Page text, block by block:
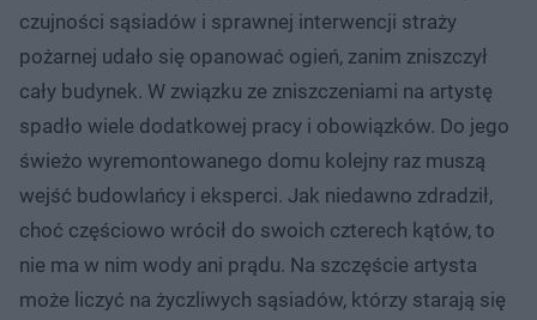
czujności sąsiadów i sprawnej interwencji straży
pożarnej udało się opanować ogień, zanim zniszczył
cały budynek. W związku ze zniszczeniami na artystę
spadło wiele dodatkowej pracy i obowiązków. Do jego
świeżo wyremontowanego domu kolejny raz muszą
wejść budowlańcy i eksperci. Jak niedawno zdradził,
choć częściowo wrócił do swoich czterech kątów, to
nie ma w nim wody ani prądu. Na szczęście artysta
może liczyć na życzliwych sąsiadów, którzy starają się